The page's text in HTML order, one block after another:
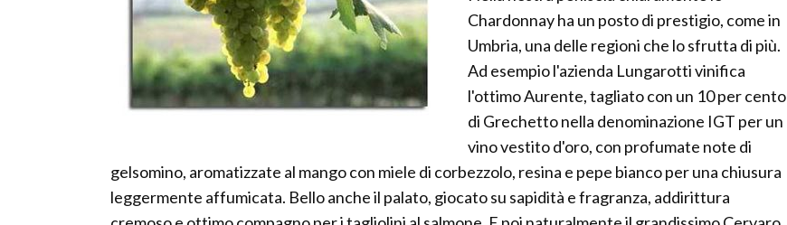
Chardonnay ha un posto di prestigio, come in
Umbria, una delle regioni che lo sfrutta di più.
Ad esempio l'azienda Lungarotti vinifica
l'ottimo Aurente, tagliato con un 10 per cento
di Grechetto nella denominazione IGT per un
vino vestito d'oro, con profumate note di
gelsomino, aromatizzate al mango con miele di corbezzolo, resina e pepe bianco per una chiusura
leggermente affumicata. Bello anche il palato, giocato su sapidità e fragranza, addirittura